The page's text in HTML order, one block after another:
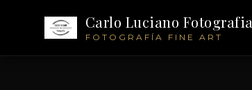
Carlo Luciano Fotografia
FOTOGRAFÍA FINE ART